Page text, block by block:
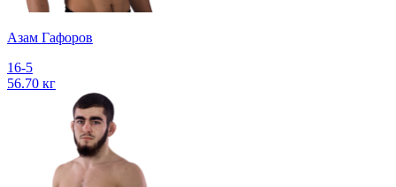
Азам Гафоров
16-5
56.70 кг